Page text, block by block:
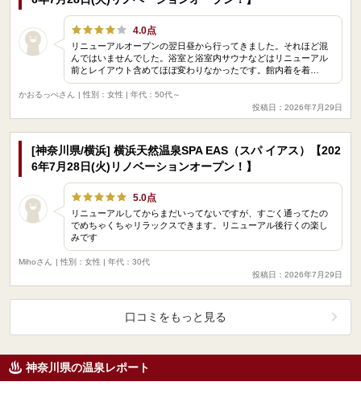
4.0点
リニューアルオープンの翌日昼から行ってきました。それほど混
んではいませんでした。浴室と浴室内サウナなどはリニューアル
前とレイアウト含めてほぼ変わりなかったです。館内着を着…
かおるっぺさん
| 性別：女性 | 年代：50代～
投稿日：2026年7月29日
[神奈川県/横浜] 横浜天然温泉SPA EAS（スパ イアス）【202
6年7月28日(火)リノベーションオープン！】
5.0点
リニューアルしてからまだいってないですが、すごく通ってたの
でめちゃくちゃリラックスできます。リニューアル後行くの楽し
みです
Mihoさん
| 性別：女性 | 年代：30代
投稿日：2026年7月29日
口コミをもっと見る
神奈川県の温泉レポート